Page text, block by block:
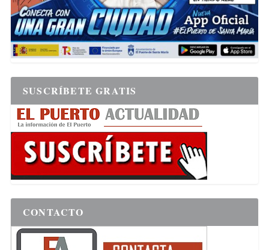
SUSCRÍBETE GRATIS
CONTACTO